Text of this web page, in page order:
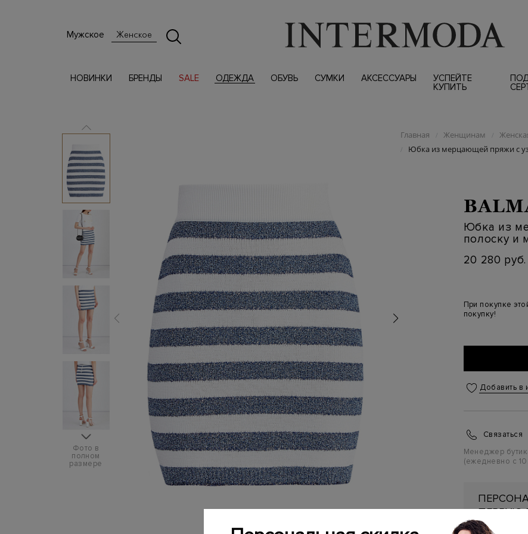
Мужское Женское
НОВИНКИ БРЕНДЫ SALE ОДЕЖДА ОБУВЬ СУМКИ АКСЕССУАРЫ
УСПЕЙТЕ
КУПИТЬ
Фото в
полном
размере
Главная / Женщинам /
/ Юбка из мерцающей пряжи с
Юбка из
полоску и
20 280 руб.
При покупке
покупку!
Добавить в
Связаться
Менеджер
(ежедневно с
ПЕРВУЮ
Подробнее